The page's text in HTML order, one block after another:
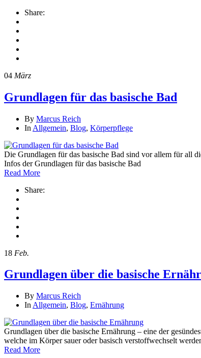
Share:
04 März
Grundlagen für das basische Bad
By Marcus Reich
In Allgemein, Blog, Körperpflege
Die Grundlagen für das basische Bad sind vor allem für all
Infos der Grundlagen für das basische Bad
Read More
Share:
18 Feb.
Grundlagen über die basische
By Marcus Reich
In Allgemein, Blog, Ernährung
Grundlagen über die basische Ernährung – eine der
welche im Körper sauer oder basisch verstoffwechselt
Read More